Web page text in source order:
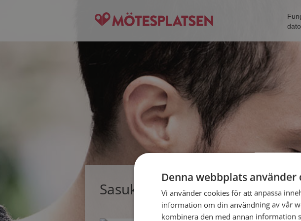
Sasuke, singelman från
Denna webbplats använder
Vi använder cookies för att anpassa
information om din användning av vår
kombinera den med annan information